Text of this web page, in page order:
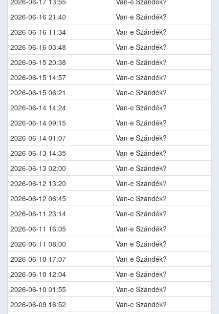
2026-06-16 21:40
Van-e Szándék?
2026-06-16 11:34
Van-e Szándék?
2026-06-16 03:48
Van-e Szándék?
2026-06-15 20:38
Van-e Szándék?
2026-06-15 14:57
Van-e Szándék?
2026-06-15 06:21
Van-e Szándék?
2026-06-14 14:24
Van-e Szándék?
2026-06-14 09:15
Van-e Szándék?
2026-06-14 01:07
Van-e Szándék?
2026-06-13 14:35
Van-e Szándék?
2026-06-13 02:00
Van-e Szándék?
2026-06-12 13:20
Van-e Szándék?
2026-06-12 06:45
Van-e Szándék?
2026-06-11 23:14
Van-e Szándék?
2026-06-11 16:05
Van-e Szándék?
2026-06-11 08:00
Van-e Szándék?
2026-06-10 17:07
Van-e Szándék?
2026-06-10 12:04
Van-e Szándék?
2026-06-10 01:55
Van-e Szándék?
2026-06-09 16:52
Van-e Szándék?